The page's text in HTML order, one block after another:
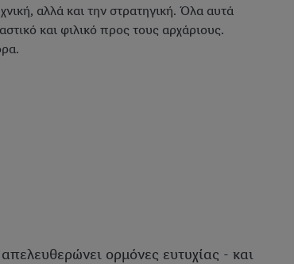
αλλά και την στρατηγική. Όλα αυτά
και φιλικό προς τους αρχάριους.
ορμόνες ευτυχίας - και